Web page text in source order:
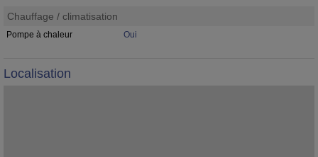
Chauffage / climatisation
Pompe à chaleur Oui
Localisation